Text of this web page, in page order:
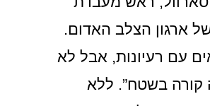
ארגון הצלב האדום.
עם רעיונות, אבל לא
קורה בשטח”. ללא